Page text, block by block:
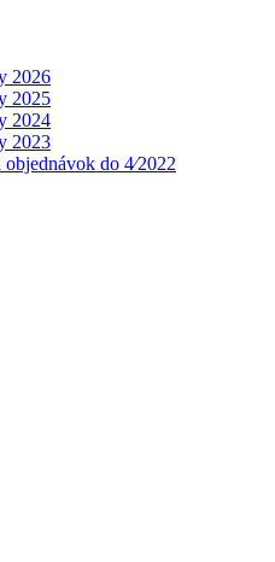
2026
2025
2024
2023
do 4⁄2022